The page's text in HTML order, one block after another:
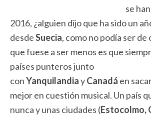
se
2016, ¿alguien dijo que ha sido un
desdeSuecia, como no podía ser
que fuese a ser menos es que
países punteros junto
conYanquilandiayCanadá en
mejor en cuestión musical. Un país
nunca y unas ciudades (Estocolmo,